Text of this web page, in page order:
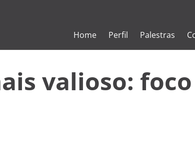
Home Perfil Palestras
valioso: foco